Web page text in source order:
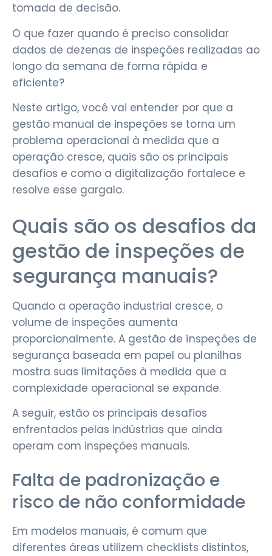
tomada de decisão.
O que fazer quando é preciso consolidar
dados de dezenas de inspeções realizadas ao
longo da semana de forma rápida e
eficiente?
Neste artigo, você vai entender por que a
gestão manual de inspeções se torna um
problema operacional à medida que a
operação cresce, quais são os principais
desafios e como a digitalização fortalece e
resolve esse gargalo.
Quais são os desafios da
gestão de inspeções de
segurança manuais?
Quando a operação industrial cresce, o
volume de inspeções aumenta
proporcionalmente. A gestão de inspeções de
segurança baseada em papel ou planilhas
mostra suas limitações à medida que a
complexidade operacional se expande.
A seguir, estão os principais desafios
enfrentados pelas indústrias que ainda
operam com inspeções manuais.
Falta de padronização e
risco de não conformidade
Em modelos manuais, é comum que
diferentes áreas utilizem checklists distintos,